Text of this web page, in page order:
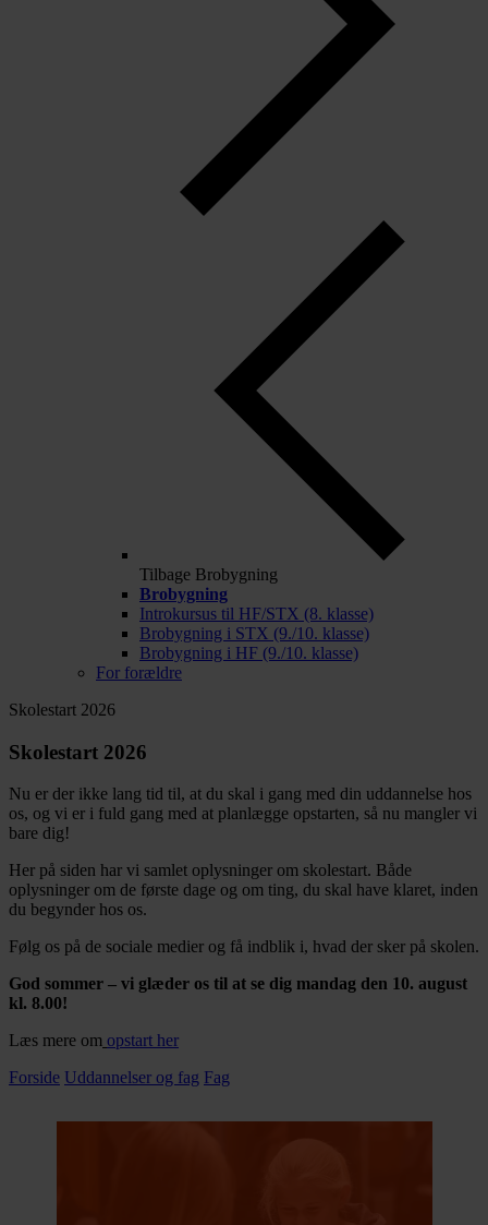
Tilbage Brobygning
Brobygning
Introkursus til HF/STX (8. klasse)
Brobygning i STX (9./10. klasse)
Brobygning i HF (9./10. klasse)
For forældre
Skolestart 2026
Skolestart 2026
Nu er der ikke lang tid til, at du skal i gang med din uddannelse hos
os, og vi er i fuld gang med at planlægge opstarten, så nu mangler vi
bare dig!
Her på siden har vi samlet oplysninger om skolestart. Både
oplysninger om de første dage og om ting, du skal have klaret, inden
du begynder hos os.
Følg os på de sociale medier og få indblik i, hvad der sker på skolen.
God sommer – vi glæder os til at se dig mandag den 10. august
kl. 8.00!
Læs mere om opstart her
Forside Uddannelser og fag Fag